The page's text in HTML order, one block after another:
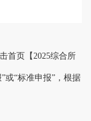
首页【2025综合所
或“标准申报”，根据